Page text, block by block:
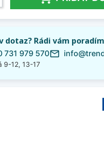
dotaz? Rádi vám
731 979 570
9-12, 13-17
mail_outline